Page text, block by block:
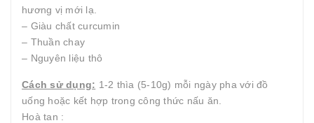
hương vị mới lạ.
– Giàu chất curcumin
– Thuần chay
– Nguyên liệu thô
Cách sử dụng: 1-2 thìa (5-10g) mỗi ngày pha với đồ
uống hoặc kết hợp trong công thức nấu ăn.
Hoà tan :